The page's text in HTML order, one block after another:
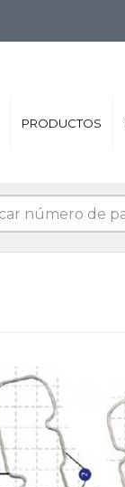
PRODUCTOS